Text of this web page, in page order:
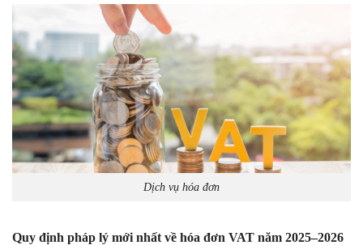
Dịch vụ hóa đơn
Quy định pháp lý mới nhất về hóa đơn VAT năm 2025–2026